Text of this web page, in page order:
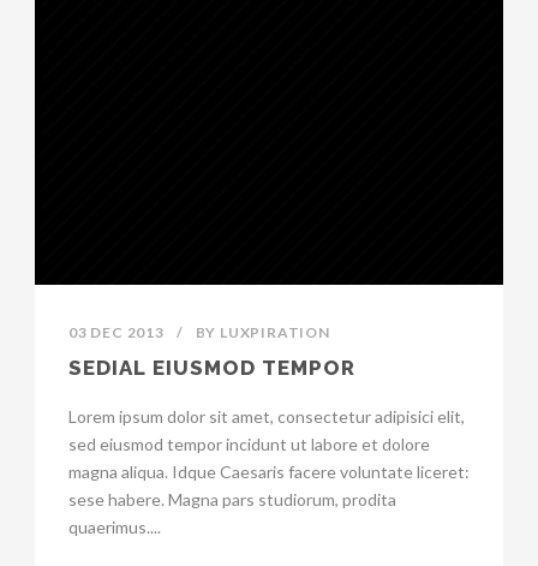
03 DEC 2013 / BY LUXPIRATION
SEDIAL EIUSMOD TEMPOR
Lorem ipsum dolor sit amet, consectetur adipisici elit,
sed eiusmod tempor incidunt ut labore et dolore
magna aliqua. Idque Caesaris facere voluntate liceret:
sese habere. Magna pars studiorum, prodita
quaerimus....